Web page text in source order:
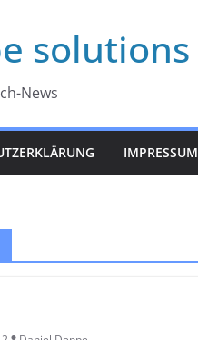
solutions
News
IMPRESSUM